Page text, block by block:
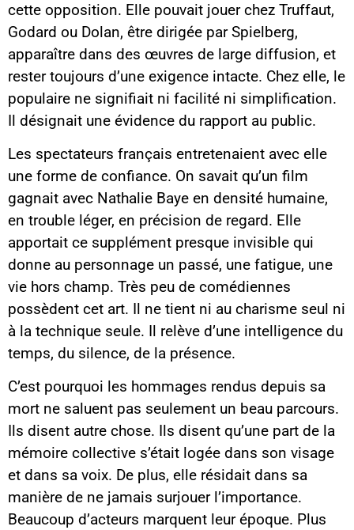
cette opposition. Elle pouvait jouer chez Truffaut,
Godard ou Dolan, être dirigée par Spielberg,
apparaître dans des œuvres de large diffusion, et
rester toujours d’une exigence intacte. Chez elle, le
populaire ne signifiait ni facilité ni simplification.
Il désignait une évidence du rapport au public.
Les spectateurs français entretenaient avec elle
une forme de confiance. On savait qu’un film
gagnait avec Nathalie Baye en densité humaine,
en trouble léger, en précision de regard. Elle
apportait ce supplément presque invisible qui
donne au personnage un passé, une fatigue, une
vie hors champ. Très peu de comédiennes
possèdent cet art. Il ne tient ni au charisme seul ni
à la technique seule. Il relève d’une intelligence du
temps, du silence, de la présence.
C’est pourquoi les hommages rendus depuis sa
mort ne saluent pas seulement un beau parcours.
Ils disent autre chose. Ils disent qu’une part de la
mémoire collective s’était logée dans son visage
et dans sa voix. De plus, elle résidait dans sa
manière de ne jamais surjouer l’importance.
Beaucoup d’acteurs marquent leur époque. Plus